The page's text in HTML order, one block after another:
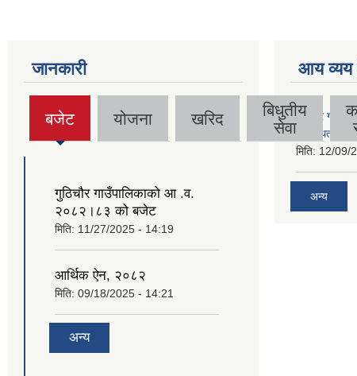
जानकारी
बजेट
(active
tab)
योजना खरिद
बिधुतीय
सेवा
गुठिचौर गाउँपालिकाको आ .व.
२०८२।८३ को बजेट
मिति: 11/27/2025 - 14:19
आर्थिक ऐन, २०८२
मिति: 09/18/2025 - 14:21
अन्य
आय व्यय
गुठिचौर
व्यवस्थित गर्न
मिति: 12/09/
अन्य